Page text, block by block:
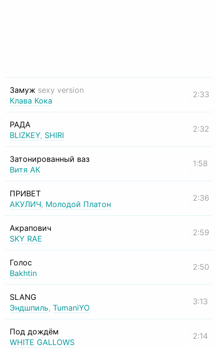
Замуж sexy version
Клава Кока
2:33
РАДА
BLIZKEY, SHIRI
2:32
Затонированный ваз
Витя АК
1:58
ПРИВЕТ
АКУЛИЧ, Молодой Платон
2:36
Акрапович
SKY RAE
2:59
Голос
Bakhtin
2:50
SLANG
Эндшпиль, TumaniYO
3:13
Под дождём
WHITE GALLOWS
2:14